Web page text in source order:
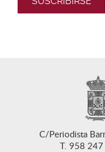
C/Periodista
T. 958